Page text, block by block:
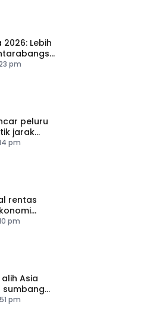
2026: Lebih
ke Itali
pm
peluru
jarak
Jepun
pm
rentas
kemajuan
pm
Asia
sumbang
pm